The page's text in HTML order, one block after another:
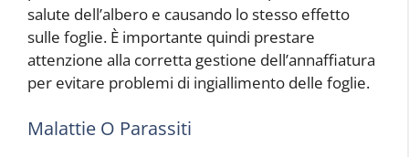
salute dell’albero e causando lo stesso effetto
sulle foglie. È importante quindi prestare
attenzione alla corretta gestione dell’annaffiatura
per evitare problemi di ingiallimento delle foglie.
Malattie O Parassiti